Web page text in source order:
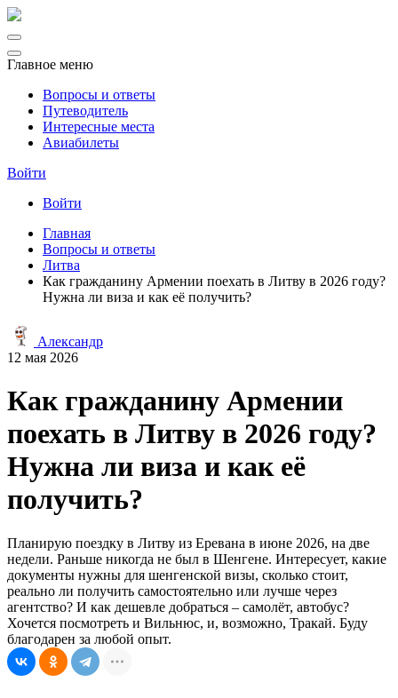
Главное меню
Вопросы и ответы
Путеводитель
Интересные места
Авиабилеты
Войти
Войти
Главная
Вопросы и ответы
Литва
Как гражданину Армении поехать в Литву в 2026 году?
Нужна ли виза и как её получить?
Александр
12 мая 2026
Как гражданину Армении
поехать в Литву в 2026 году?
Нужна ли виза и как её
получить?
Планирую поездку в Литву из Еревана в июне 2026, на две
недели. Раньше никогда не был в Шенгене. Интересует, какие
документы нужны для шенгенской визы, сколько стоит,
реально ли получить самостоятельно или лучше через
агентство? И как дешевле добраться – самолёт, автобус?
Хочется посмотреть и Вильнюс, и, возможно, Тракай. Буду
благодарен за любой опыт.